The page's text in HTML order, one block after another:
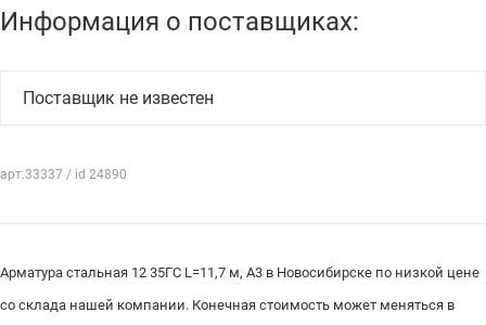
Информация о поставщиках:
Поставщик не известен
арт.33337 / id 24890
Арматура стальная 12 35ГС L=11,7 м, А3 в Новосибирске по низкой цене
со склада нашей компании. Конечная стоимость может меняться в